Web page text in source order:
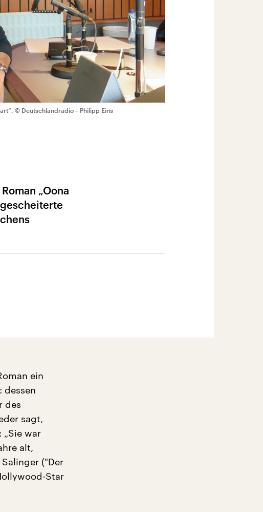
© Deutschlandradio – Philipp Eins
„Oona
ein
dessen
des
sagt,
„Sie war
alt,
("Der
Star